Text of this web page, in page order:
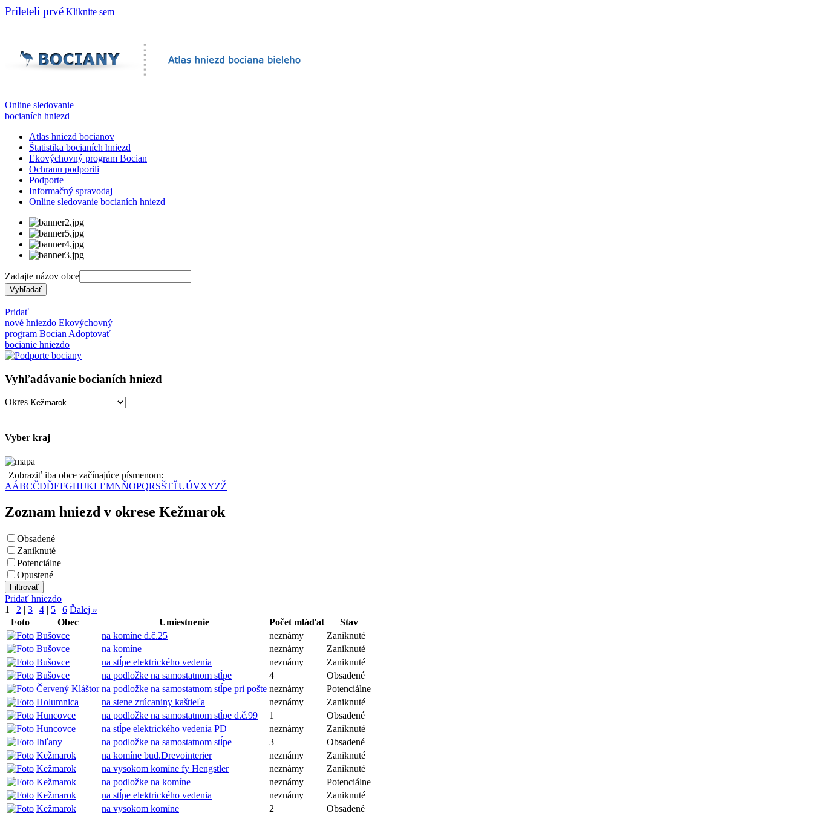
Prileteli prvé Kliknite sem
Online sledovanie
bocianích hniezd
Atlas hniezd bocianov
Štatistika bocianích hniezd
Ekovýchovný program Bocian
Ochranu podporili
Podporte
Informačný spravodaj
Online sledovanie bocianích hniezd
Zadajte názov obce
Pridať
nové hniezdo Ekovýchovný
program Bocian Adoptovať
bocianie hniezdo
Vyhľadávanie bocianích hniezd
Okres
Vyber kraj
Zobraziť iba obce začínajúce písmenom:
AÁBCČDĎEFGHIJKLĽMNŇOPQRSŠTŤUÚVXYZŽ
Zoznam hniezd v okrese Kežmarok
Obsadené
Zaniknuté
Potenciálne
Opustené
Pridať hniezdo
1 | 2 | 3 | 4 | 5 | 6 Ďalej »
Foto
Obec Umiestnenie Počet mláďat
Stav
Bušovce
na komíne d.č.25 neznámy
Zaniknuté
Bušovce
na komíne neznámy
Zaniknuté
Bušovce
na stĺpe elektrického vedenia neznámy
Zaniknuté
Bušovce
na podložke na samostatnom stĺpe 4
Obsadené
Červený Kláštor na podložke na samostatnom stĺpe pri pošte neznámy
Potenciálne
Holumnica
na stene zrúcaniny kaštieľa neznámy
Zaniknuté
Huncovce
na podložke na samostatnom stĺpe d.č.99 1
Obsadené
Huncovce
na stĺpe elektrického vedenia PD neznámy
Zaniknuté
Ihľany
na podložke na samostatnom stĺpe 3
Obsadené
Kežmarok
na komíne bud.Drevointerier neznámy
Zaniknuté
Kežmarok
na vysokom komíne fy Hengstler neznámy
Zaniknuté
Kežmarok
na podložke na komíne neznámy
Potenciálne
Kežmarok
na stĺpe elektrického vedenia neznámy
Zaniknuté
Kežmarok
na vysokom komíne 2 Obsadené